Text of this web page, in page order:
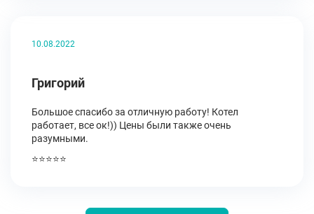
10.08.2022
Григорий
Большое спасибо за отличную работу! Котел
работает, все ок!)) Цены были также очень
разумными.
⭐⭐⭐⭐⭐